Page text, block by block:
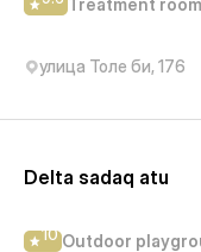
Treatment room
улица Толе би, 176
Delta sadaq atu
10 Outdoor